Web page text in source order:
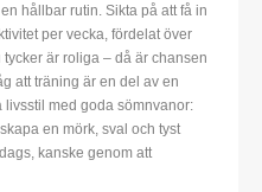
hållbar rutin. Sikta på att få in
per vecka, fördelat över
är roliga – då är chansen
att träning är en del av en
med goda sömnvanor:
en mörk, sval och tyst
kanske genom att